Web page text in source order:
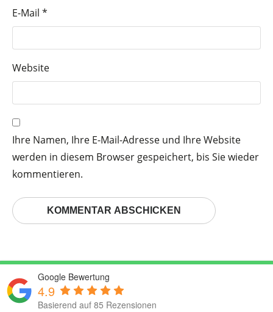
E-Mail *
Website
Ihre Namen, Ihre E-Mail-Adresse und Ihre Website
werden in diesem Browser gespeichert, bis Sie wieder
kommentieren.
Google Bewertung
4.9
Basierend auf 85 Rezensionen